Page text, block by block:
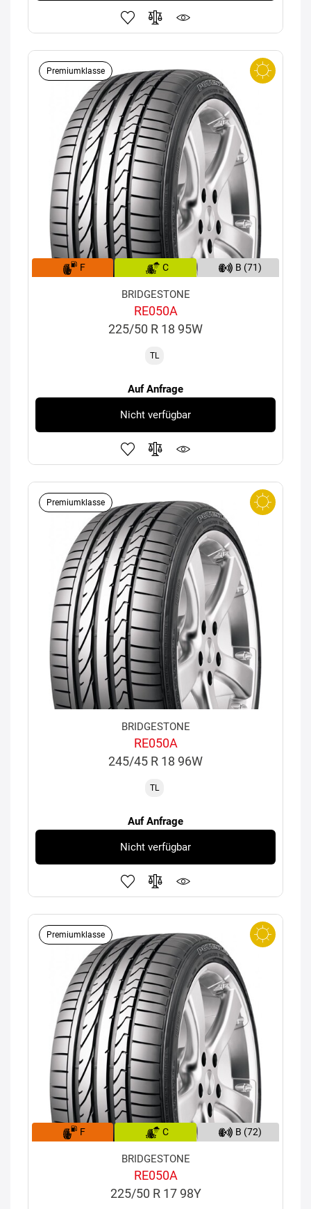
Premiumklasse
F C B (71)
BRIDGESTONE
RE050A
225/50 R 18 95W
TL
Auf Anfrage
Nicht verfügbar
Premiumklasse
BRIDGESTONE
RE050A
245/45 R 18 96W
TL
Auf Anfrage
Nicht verfügbar
Premiumklasse
F C B (72)
BRIDGESTONE
RE050A
225/50 R 17 98Y